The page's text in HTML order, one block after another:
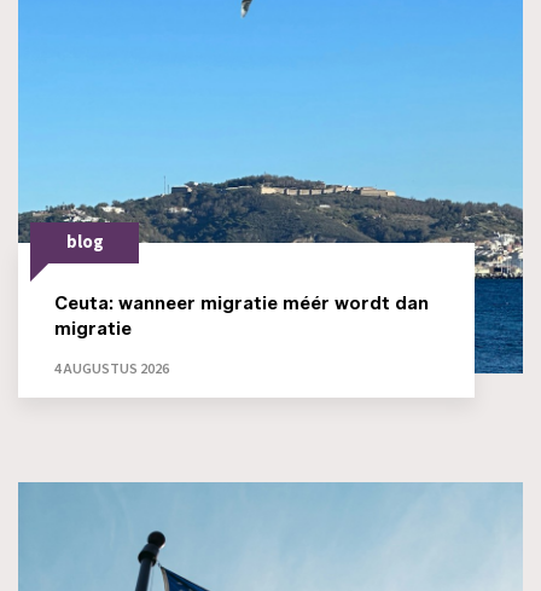
blog
Ceuta: wanneer migratie méér wordt dan
migratie
4 AUGUSTUS 2026